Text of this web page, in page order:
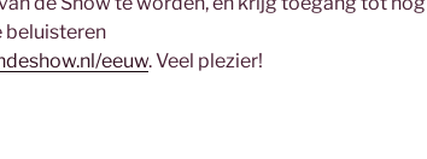
beluisteren
eeuw. Veel plezier!